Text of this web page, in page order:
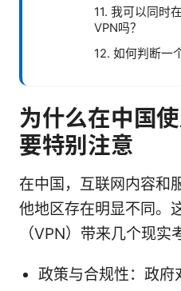
11. 我可以同时
VPN吗？
12. 如何判断一
为什么在中国
要特别注意
在中国，互联网内容和
他地区存在明显不同。
（VPN）带来几个现实
政策与合规性：政府